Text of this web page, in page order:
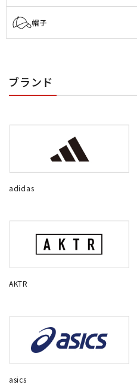
帽子
ブランド
adidas
AKTR
asics